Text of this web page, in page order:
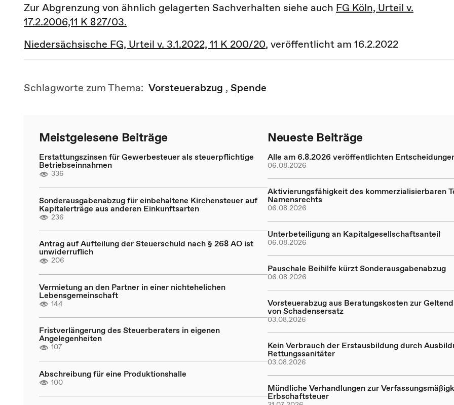
Zur Abgrenzung von ähnlich gelagerten Sachverhalten siehe auch FG Köln, Urteil v.
17.2.2006,11 K 827/03.
Niedersächsische FG, Urteil v. 3.1.2022, 11 K 200/20, veröffentlicht am 16.2.2022
Schlagworte zum Thema: Vorsteuerabzug , Spende
Meistgelesene Beiträge
Erstattungszinsen für Gewerbesteuer als steuerpflichtige
Betriebseinnahmen
336
Sonderausgabenabzug für einbehaltene Kirchensteuer auf
Kapitalerträge aus anderen Einkunftsarten
236
Antrag auf Aufteilung der Steuerschuld nach § 268 AO ist
unwiderruflich
206
Vermietung an den Partner in einer nichtehelichen
Lebensgemeinschaft
144
Fristverlängerung des Steuerberaters in eigenen
Angelegenheiten
107
Abschreibung für eine Produktionshalle
100
Neueste Beiträge
Alle am 6.8.2026 veröffentlichten
06.08.2026
Aktivierungsfähigkeit des kommerzialisierbaren
Namensrechts
06.08.2026
Unterbeteiligung an Kapitalgesellschaftsanteil
06.08.2026
Pauschale Beihilfe kürzt Sonderausgabenabzug
06.08.2026
Vorsteuerabzug aus Beratungskosten zur
von Schadensersatz
03.08.2026
Kein Verbrauch der Erstausbildung durch
Rettungssanitäter
03.08.2026
Mündliche Verhandlungen zur
Erbschaftsteuer